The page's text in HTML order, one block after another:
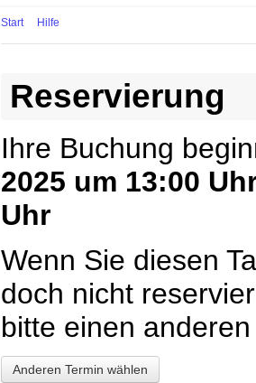
Start Hilfe
Reservierung
Ihre Buchung
2025 um 13:00
Uhr
Wenn Sie diesen
doch nicht
bitte einen